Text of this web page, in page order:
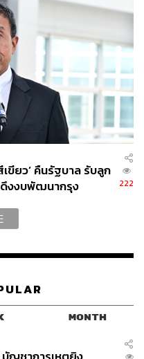
UDDC
ผู้ว่าฯ กทม.
พระโขนง
124
AUTHOR
ร THE STANDARD
ขียว’ คืนรัฐบาล รับลูก
งงบพัฒนากรุง
222
MONTH